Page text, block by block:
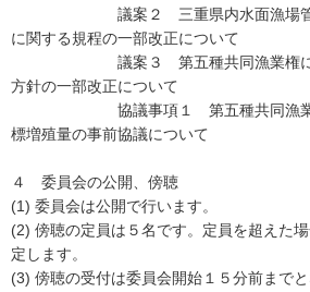
議案２ 三重県内水面漁場管理
に関する規程の一部改正について
議案３ 第五種共同漁業権に係
方針の一部改正について
協議事項１ 第五種共同漁業権
標増殖量の事前協議について
４ 委員会の公開、傍聴
(1) 委員会は公開で行います。
(2) 傍聴の定員は５名です。定員を超えた
定します。
(3) 傍聴の受付は委員会開始１５分前まで